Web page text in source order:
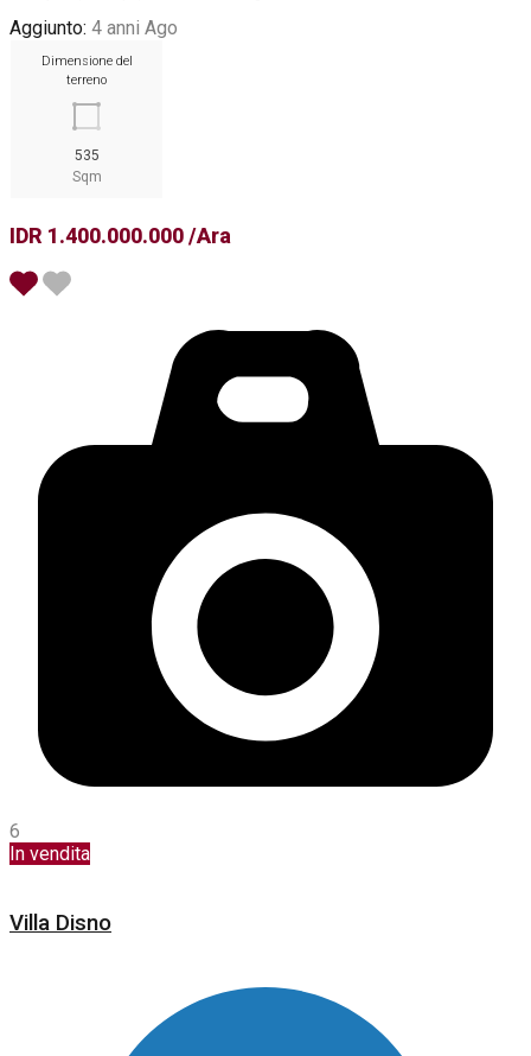
Aggiunto: 4 anni Ago
Dimensione del
terreno
535
Sqm
IDR 1.400.000.000 /Ara
6
In vendita
Villa Disno